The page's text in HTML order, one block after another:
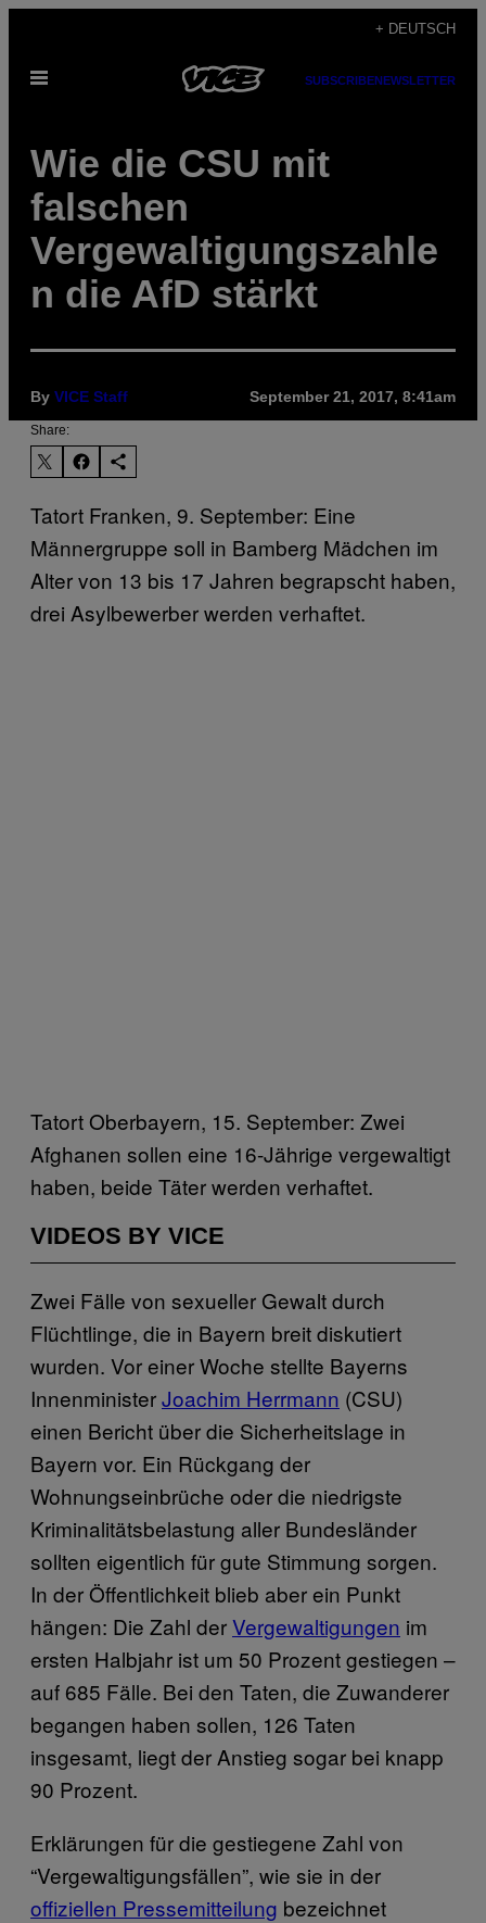
content
+ DEUTSCH
Open
SUBSCRIBENEWSLETTER
Wie die CSU mit
falschen
Vergewaltigungszahle
n die AfD stärkt
By VICE Staff September 21, 2017, 8:41am
Share:
Tatort Franken, 9. September: Eine
Männergruppe soll in Bamberg Mädchen im
Alter von 13 bis 17 Jahren begrapscht haben,
drei Asylbewerber werden verhaftet.
Tatort Oberbayern, 15. September: Zwei
Afghanen sollen eine 16-Jährige vergewaltigt
haben, beide Täter werden verhaftet.
VIDEOS BY VICE
Zwei Fälle von sexueller Gewalt durch
Flüchtlinge, die in Bayern breit diskutiert
wurden. Vor einer Woche stellte Bayerns
InnenministerJoachim Herrmann (CSU)
einen Bericht über die Sicherheitslage in
Bayern vor. Ein Rückgang der
Wohnungseinbrüche oder die niedrigste
Kriminalitätsbelastung aller Bundesländer
sollten eigentlich für gute Stimmung sorgen.
In der Öffentlichkeit blieb aber ein Punkt
hängen: Die Zahl derVergewaltigungen im
ersten Halbjahr ist um 50 Prozent gestiegen –
auf 685 Fälle. Bei den Taten, die Zuwanderer
begangen haben sollen, 126 Taten
insgesamt, liegt der Anstieg sogar bei knapp
90 Prozent.
Erklärungen für die gestiegene Zahl von
“Vergewaltigungsfällen”, wie sie in der
offiziellen Pressemitteilung bezeichnet